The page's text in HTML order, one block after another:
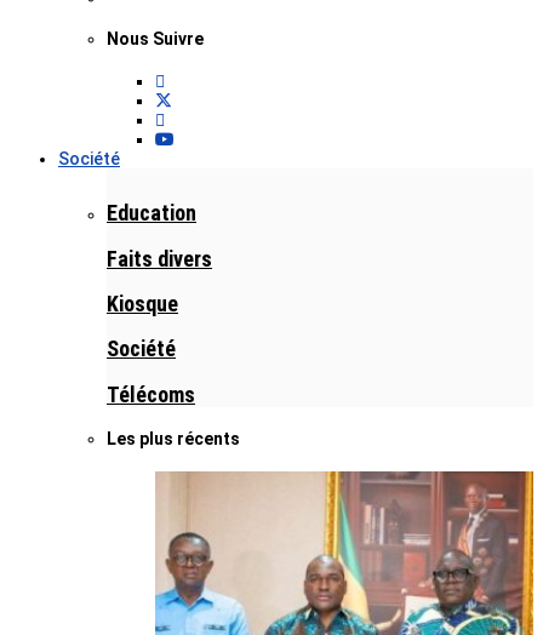
Nous Suivre
Société
Education
Faits divers
Kiosque
Société
Télécoms
Les plus récents